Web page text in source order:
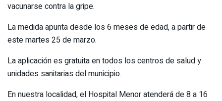
vacunarse contra la gripe.
La medida apunta desde los 6 meses de edad, a partir de
este martes 25 de marzo.
La aplicación es gratuita en todos los centros de salud y
unidades sanitarias del municipio.
En nuestra localidad, el Hospital Menor atenderá de 8 a 16